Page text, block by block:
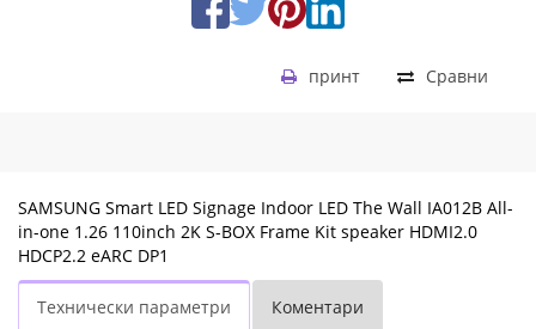
HDCP2.2
|
Fly.bg
Сравни
принт
SAMSUNG Smart LED Signage Indoor LED The Wall IA012B All-
in-one 1.26 110inch 2K S-BOX Frame Kit speaker HDMI2.0
HDCP2.2 eARC DP1
Технически параметри Коментари